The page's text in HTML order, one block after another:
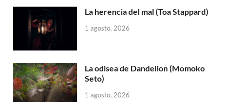
La herencia del mal (Toa Stappard)
1 agosto, 2026
La odisea de Dandelion (Momoko
Seto)
1 agosto, 2026